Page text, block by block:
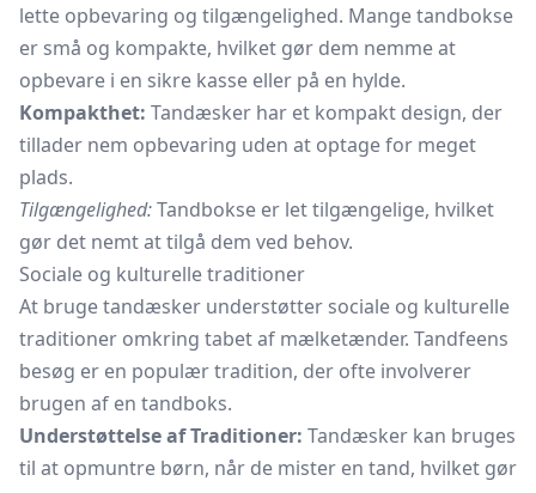
lette opbevaring og tilgængelighed. Mange tandbokse
er små og kompakte, hvilket gør dem nemme at
opbevare i en sikre kasse eller på en hylde.
Kompakthet: Tandæsker har et kompakt design, der
tillader nem opbevaring uden at optage for meget
plads.
Tilgængelighed:Tandbokse er let tilgængelige, hvilket
gør det nemt at tilgå dem ved behov.
Sociale og kulturelle traditioner
At bruge tandæsker understøtter sociale og kulturelle
traditioner omkring tabet af mælketænder. Tandfeens
besøg er en populær tradition, der ofte involverer
brugen af en tandboks.
Understøttelse af Traditioner: Tandæsker kan bruges
til at opmuntre børn, når de mister en tand, hvilket gør